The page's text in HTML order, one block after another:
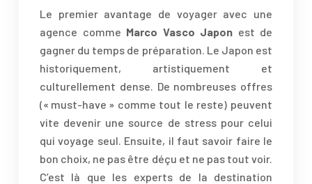
Le premier avantage de voyager avec une
agence comme Marco Vasco Japon est de
gagner du temps de préparation. Le Japon est
historiquement, artistiquement et
culturellement dense. De nombreuses offres
(« must-have » comme tout le reste) peuvent
vite devenir une source de stress pour celui
qui voyage seul. Ensuite, il faut savoir faire le
bon choix, ne pas être déçu et ne pas tout voir.
C’est là que les experts de la destination